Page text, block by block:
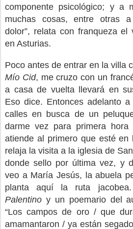
componente psicológico; y a
muchas cosas, entre otras
dolor”, relata con franqueza el
en Asturias.
Poco antes de entrar en la villa
Mío Cid, me cruzo con un
a casa de vuelta llevará en
Eso dice. Entonces adelanto
calles en busca de un
darme vez para primera
atiende al primero que esté
relaja la visita a la iglesia de
donde sello por última vez, y
veo a María Jesús, la abuela
planta aquí la ruta
Palentino y un poemario del
“Los campos de oro / que
amamantaron / ya están